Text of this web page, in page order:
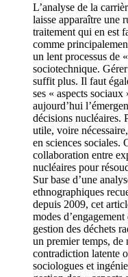
L’analyse de la
laisse apparaître une
traitement qui en est
comme
un lent processus de
sociotechnique.
suffit plus. Il faut
ses « aspects
aujourd’hui
décisions nucléaires.
utile, voire
en sciences sociales.
collaboration entre
nucléaires pour
Sur base d’une
ethnographiques
depuis 2009, cet
modes
gestion des déchets
un premier temps, de
contradiction latente
sociologues et